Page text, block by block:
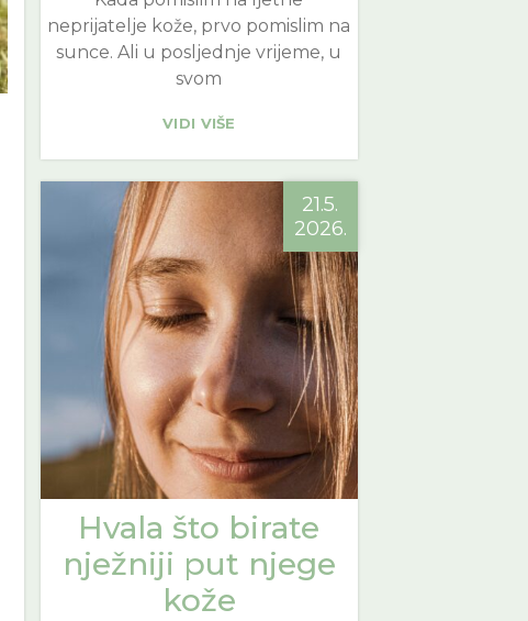
neprijatelje kože, prvo pomislim na
sunce. Ali u posljednje vrijeme, u
svom
VIDI VIŠE
21.5.
2026.
Hvala što birate
nježniji put njege
kože